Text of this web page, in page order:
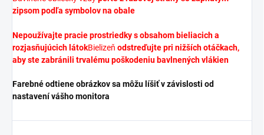
zipsom podľa symbolov na obale
Nepoužívajte pracie prostriedky s obsahom bieliacich a
rozjasňujúcich látokBielizeň odstreďujte pri nižších otáčkach,
aby ste zabránili trvalému poškodeniu bavlnených vlákien
Farebné odtiene obrázkov sa môžu líšiť v závislosti od
nastavení vášho monitora